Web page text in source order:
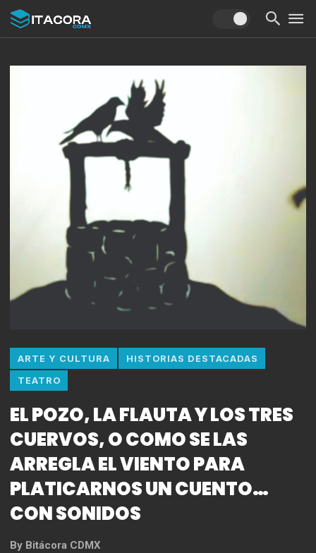
ARTE Y CULTURA HISTORIAS DESTACADAS
TEATRO
EL POZO, LA FLAUTA Y LOS TRES
CUERVOS, O COMO SE LAS
ARREGLA EL VIENTO PARA
PLATICARNOS UN CUENTO…
CON SONIDOS
By Bitácora CDMX